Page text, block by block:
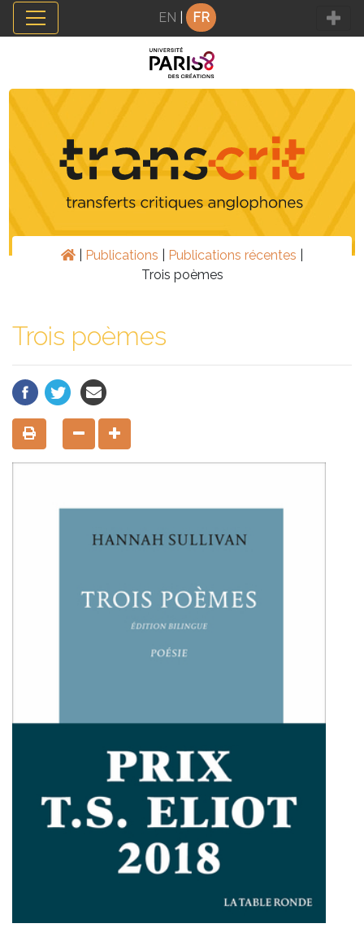
Panneau de gestion des cookies
EN FR
Publications Publications récentes
Trois poèmes
Trois poèmes